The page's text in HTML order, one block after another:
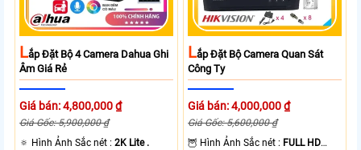
LẮp Đặt Bộ 4 Camera Dahua Ghi
Âm Giá Rẻ
Giá bán: 4,800,000 ₫
Giá Gốc: 5,900,000 ₫
🔅 Hình Ảnh Sắc nét :2K Lite .
LẮp Đặt Bộ Camera Quan Sát
Công Ty
Giá bán: 4,000,000 ₫
Giá Gốc: 5,600,000 ₫
🦉 Hình Ảnh Sắc nét : FULL HD